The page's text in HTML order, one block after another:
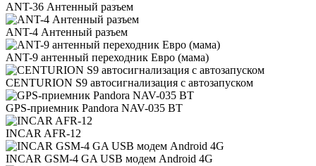
ANT-36 Антенный разъем
ANT-4 Антенный разъем
ANT-9 антенный переходник Евро (мама)
CENTURION S9 автосигнализация с автозапуском
GPS-приемник Pandora NAV-035 BT
INCAR AFR-12
INCAR GSM-4 GA USB модем Android 4G